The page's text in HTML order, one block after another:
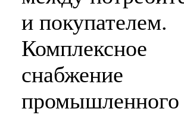
и покупателем.
Комплексное
снабжение
промышленного